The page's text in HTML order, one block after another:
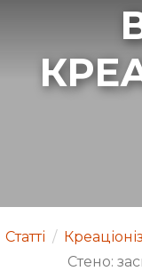
Статті /
Стено: